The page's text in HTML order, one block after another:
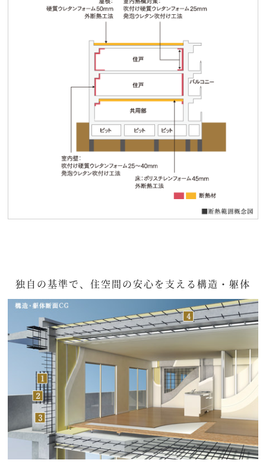
独自の基準で、住空間の安心を支える構造・躯体